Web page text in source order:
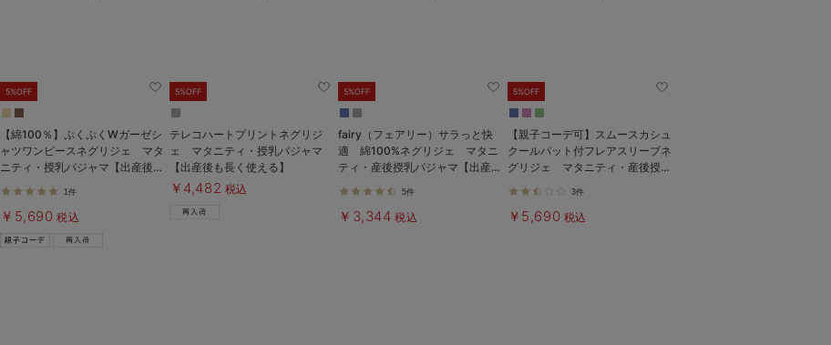
5%OFF
【綿100％】ぷくぷくWガーゼシ
ャツワンピースネグリジェ マタ
ニティ・授乳パジャマ【出産後も
1件
￥5,690 税込
5%OFF
テレコハートプリントネグリジ
ェ マタニティ・授乳パジャマ
【出産後も長く使える】
￥4,482 税込
5%OFF
fairy（フェアリー）サラっと快
適 綿100%ネグリジェ マタニ
ティ・産後授乳パジャマ【出産後
も長く使える】
5件
￥3,344 税込
5%OFF
【親子コーデ可】スムースカシュ
クールパット付フレアスリーブネ
グリジェ マタニティ・産後授乳
服【出産後も長く着れる】
3件
￥5,690 税込